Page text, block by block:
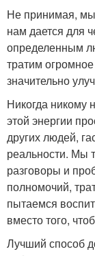
Не принимая, мы
нам дается для
определенным
тратим
значительно
Никогда никому
этой энергии
других людей,
реальности. Мы
разговоры и
полномочий,
пытаемся
вместо того,
Лучший способ